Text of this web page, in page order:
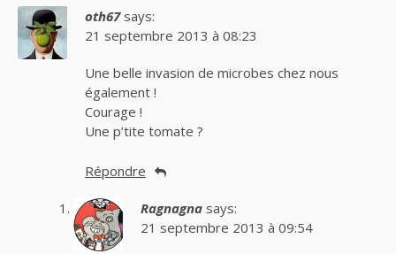
oth67 says:
21 septembre 2013 à 08:23
Une belle invasion de microbes chez nous
également !
Courage !
Une p’tite tomate ?
Répondre
Ragnagna says:
21 septembre 2013 à 09:54